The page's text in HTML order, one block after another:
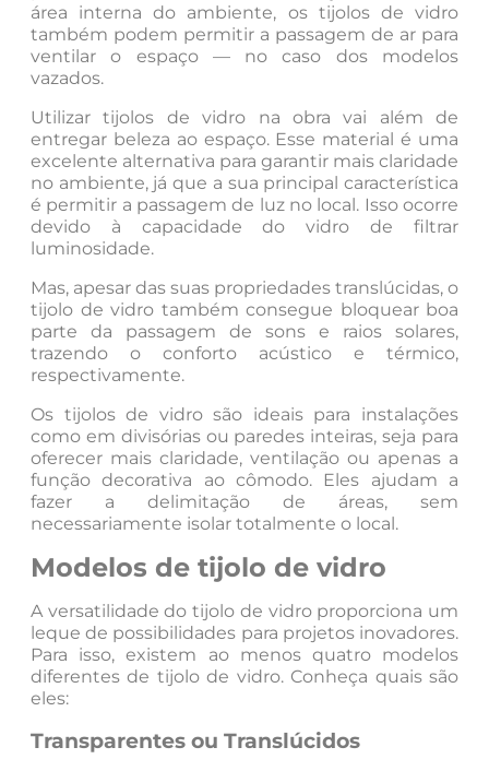
área interna do ambiente, os tijolos de vidro
também podem permitir a passagem de ar para
ventilar o espaço — no caso dos modelos
vazados.
Utilizar tijolos de vidro na obra vai além de
entregar beleza ao espaço. Esse material é uma
excelente alternativa para garantir mais claridade
no ambiente, já que a sua principal característica
é permitir a passagem de luz no local. Isso ocorre
devido à capacidade do vidro de filtrar
luminosidade.
Mas, apesar das suas propriedades translúcidas, o
tijolo de vidro também consegue bloquear boa
parte da passagem de sons e raios solares,
trazendo o conforto acústico e térmico,
respectivamente.
Os tijolos de vidro são ideais para instalações
como em divisórias ou paredes inteiras, seja para
oferecer mais claridade, ventilação ou apenas a
função decorativa ao cômodo. Eles ajudam a
fazer a delimitação de áreas, sem
necessariamente isolar totalmente o local.
Modelos de tijolo de vidro
A versatilidade do tijolo de vidro proporciona um
leque de possibilidades para projetos inovadores.
Para isso, existem ao menos quatro modelos
diferentes de tijolo de vidro. Conheça quais são
eles:
Transparentes ou Translúcidos